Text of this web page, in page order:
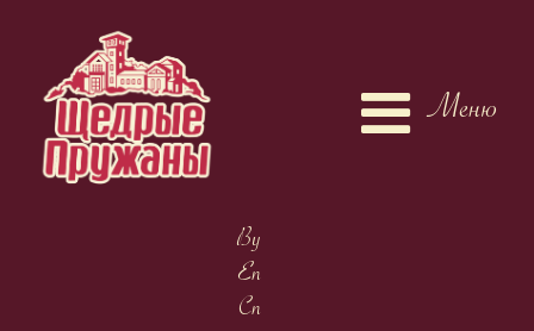
Меню
By
En
Cn